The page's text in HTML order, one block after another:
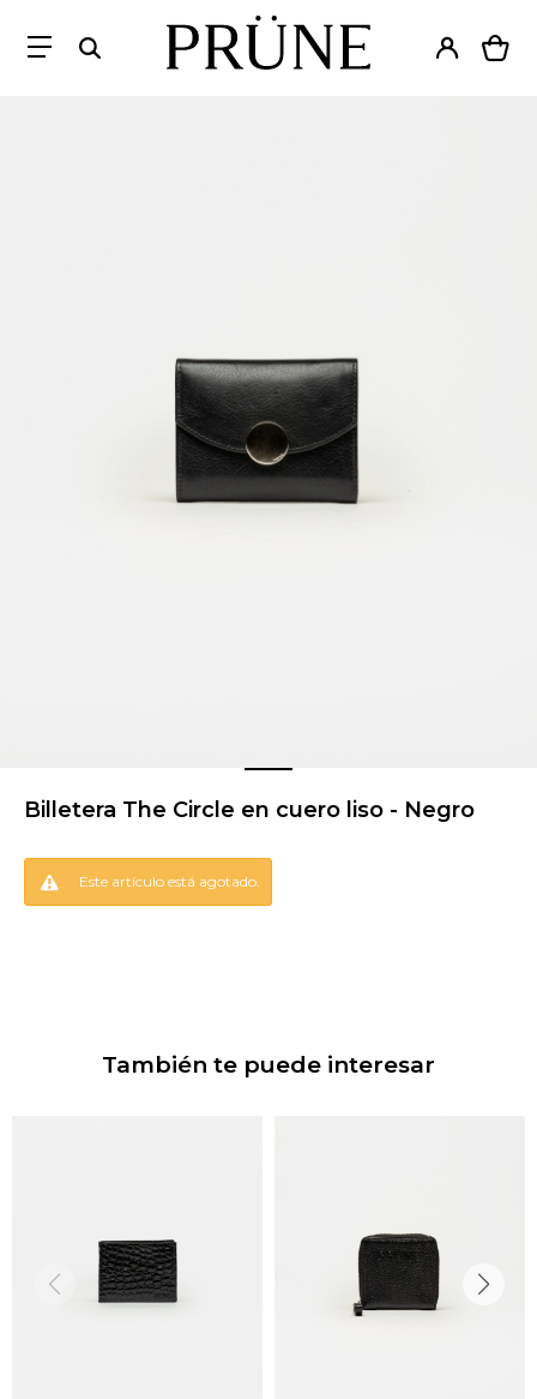
Billetera The Circle en cuero liso - Negro
Este artículo está agotado.
También te puede interesar